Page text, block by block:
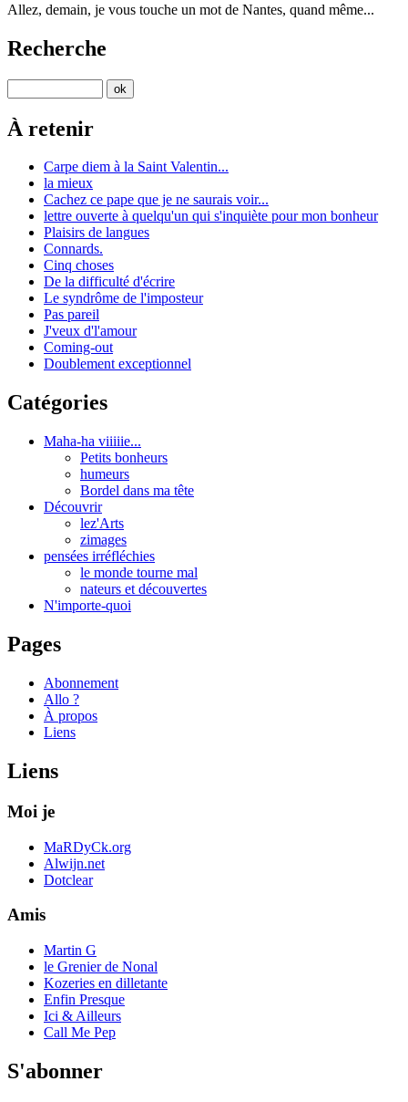
Allez, demain, je vous touche un mot de Nantes, quand même...
Recherche
À retenir
Carpe diem à la Saint Valentin...
la mieux
Cachez ce pape que je ne saurais voir...
lettre ouverte à quelqu'un qui s'inquiète pour mon bonheur
Plaisirs de langues
Connards.
Cinq choses
De la difficulté d'écrire
Le syndrôme de l'imposteur
Pas pareil
J'veux d'l'amour
Coming-out
Doublement exceptionnel
Catégories
Maha-ha viiiiie...
Petits bonheurs
humeurs
Bordel dans ma tête
Découvrir
lez'Arts
zimages
pensées irréfléchies
le monde tourne mal
nateurs et découvertes
N'importe-quoi
Pages
Abonnement
Allo ?
À propos
Liens
Liens
Moi je
MaRDyCk.org
Alwijn.net
Dotclear
Amis
Martin G
le Grenier de Nonal
Kozeries en dilletante
Enfin Presque
Ici & Ailleurs
Call Me Pep
S'abonner